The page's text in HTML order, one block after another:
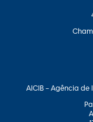
AICIB – Agência